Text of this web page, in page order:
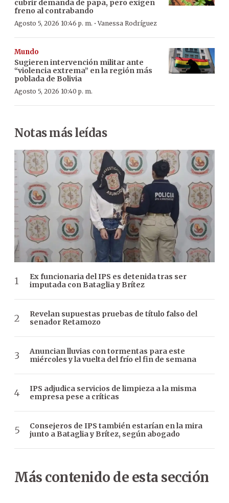
cubrir demanda de papa, pero exigen
freno al contrabando
Agosto 5, 2026 10:46 p. m. ·Vanessa Rodríguez
Mundo
Sugieren intervención militar ante
“violencia extrema” en la región más
poblada de Bolivia
Agosto 5, 2026 10:40 p. m.
Notas más leídas
Ex funcionaria del IPS es detenida tras ser
imputada con Bataglia y Brítez
Revelan supuestas pruebas de título falso del
senador Retamozo
Anuncian lluvias con tormentas para este
miércoles y la vuelta del frío el fin de semana
IPS adjudica servicios de limpieza a la misma
empresa pese a críticas
Consejeros de IPS también estarían en la mira
junto a Bataglia y Brítez, según abogado
Más contenido de esta sección